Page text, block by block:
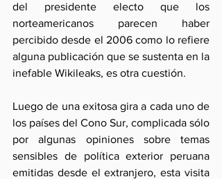
del presidente electo que los
norteamericanos parecen haber
percibido desde el 2006 como lo refiere
alguna publicación que se sustenta en la
inefable Wikileaks, es otra cuestión.
Luego de una exitosa gira a cada uno de
los países del Cono Sur, complicada sólo
por algunas opiniones sobre temas
sensibles de política exterior peruana
emitidas desde el extranjero, esta visita